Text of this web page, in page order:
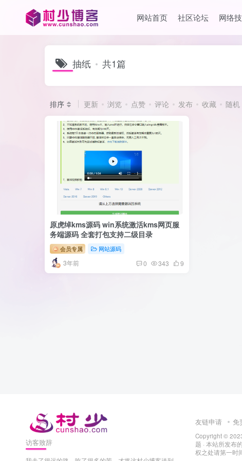
网站首页 社区论坛 网络
抽纸 共1篇
排序 更新 浏览 点赞 评论 发布 收藏 随机
原虎绰kms源码 win系统激活kms网页服
务端源码 全套打包支持二级目录
会员专属 网站源码
3年前 0 343 9
访客致辞
友链申请 免
Copyright ©
题 · 本站所发布
权之处请第一时